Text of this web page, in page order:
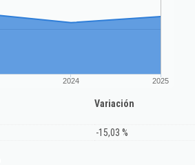
2024 2025
Variación
-15,03 %